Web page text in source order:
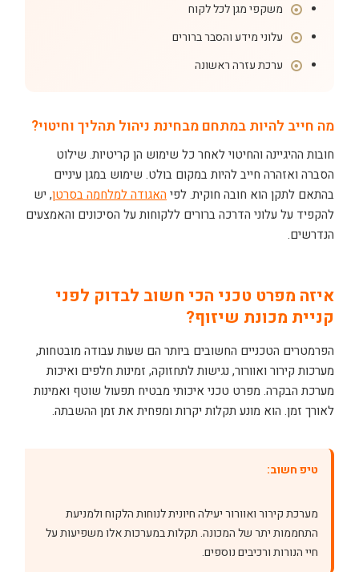
משקפי מגן לכל לקוח
עלוני מידע והסבר ברורים
ערכת עזרה ראשונה
מה חייב להיות במתחם מבחינת ניהול תהליך וחיטוי?
חובות ההיגיינה והחיטוי לאחר כל שימוש הן קריטיות. שילוט
הסברה ואזהרה חייב להיות במקום בולט. שימוש במגן עיניים
בהתאם לתקן הוא חובה חוקית. לפי האגודה למלחמה בסרטן, יש
להקפיד על עלוני הדרכה ברורים ללקוחות על הסיכונים והאמצעים
הנדרשים.
איזה מפרט טכני הכי חשוב לבדוק לפני
קניית מכונת שיזוף?
הפרמטרים הטכניים החשובים ביותר הם שעות עבודה מובטחות,
מערכות קירור ואוורור, נגישות לתחזוקה, זמינות חלפים ואיכות
מערכת הבקרה. מפרט טכני איכותי מבטיח תפעול שוטף ואמינות
לאורך זמן. הוא מונע תקלות יקרות ומפחית את זמן ההשבתה.
טיפ חשוב:
מערכת קירור ואוורור יעילה חיונית לנוחות הלקוח ולמניעת
התחממות יתר של המכונה. תקלות במערכות אלו משפיעות על
חיי הנורות ורכיבים נוספים.